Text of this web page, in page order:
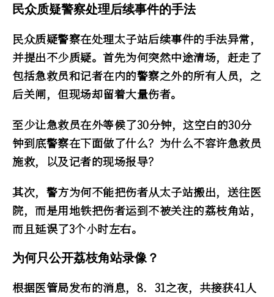
民众质疑警察处理后续事件的手法
民众质疑警察在处理太子站后续事件的手法异常，
并提出不少质疑。首先为何突然中途清场，赶走了
包括急救员和记者在内的警察之外的所有人员，之
后关闸，但现场却留着大量伤者。
至少让急救员在外等候了30分钟，这空白的30分
钟到底警察在下面做了什么？为什么不容许急救员
施救，以及记者的现场报导？
其次，警方为何不能把伤者从太子站搬出，送往医
院，而是用地铁把伤者运到不被关注的荔枝角站，
而且延误了3个小时左右。
为何只公开荔枝角站录像？
根据医管局发布的消息，8．31之夜，共接获41人